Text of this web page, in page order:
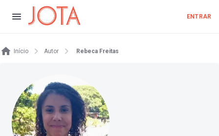
ENTRAR
Início Autor Rebeca Freitas